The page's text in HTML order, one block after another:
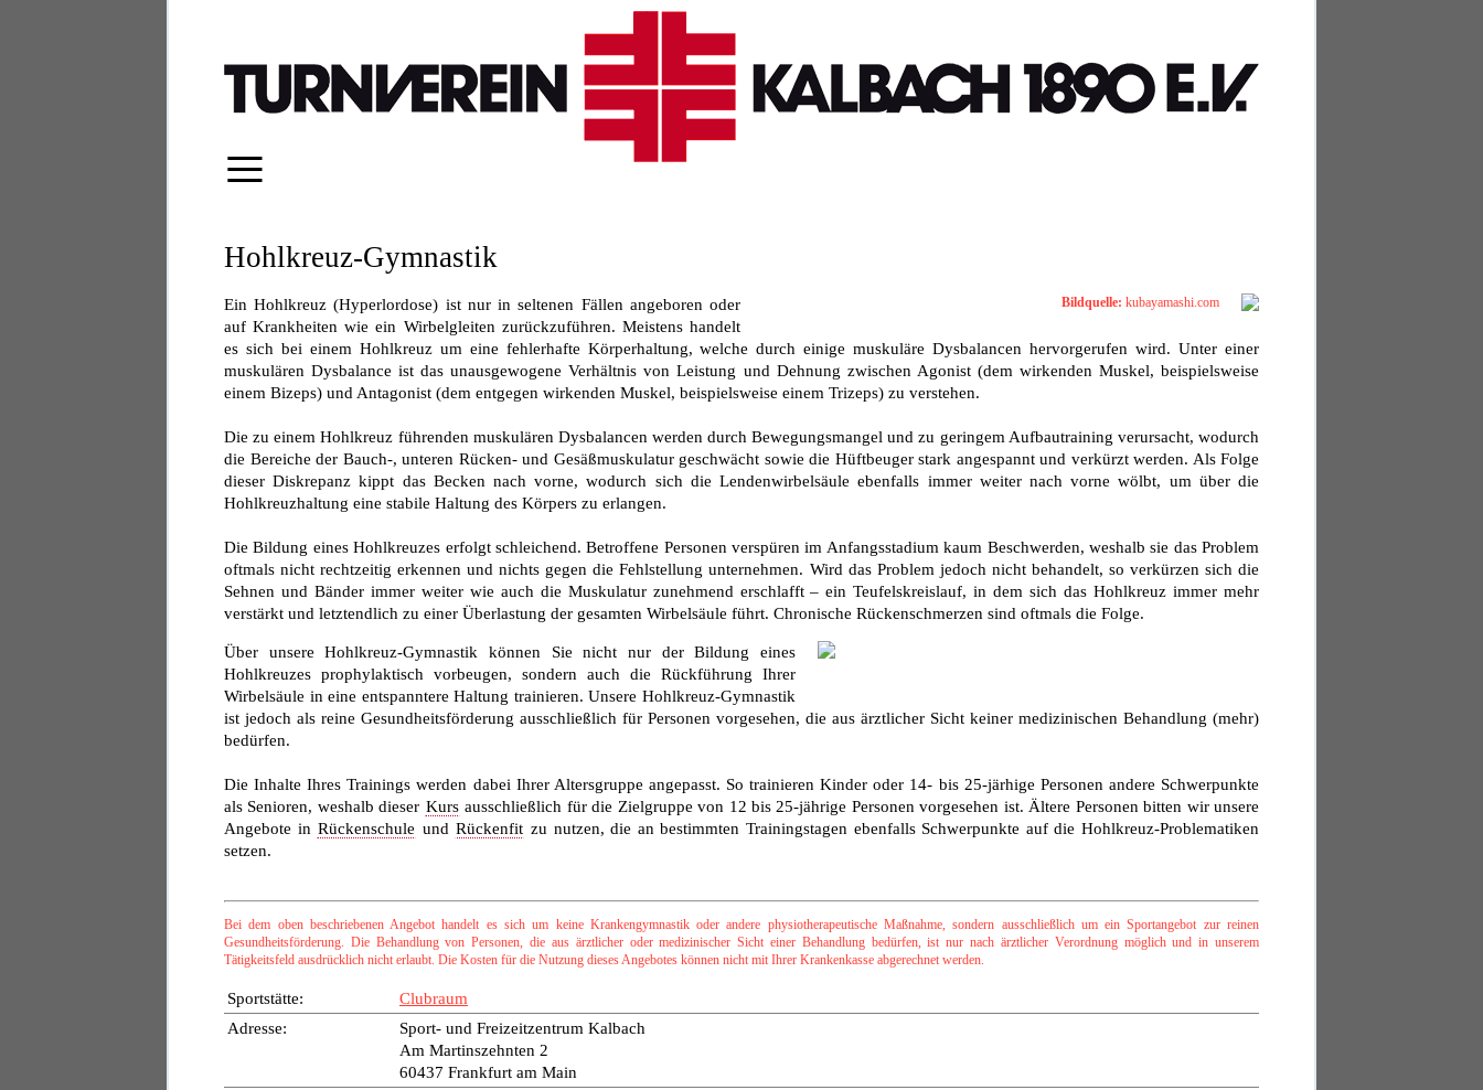
≡
Hohlkreuz-Gymnastik
Bildquelle: kubayamashi.com
Ein Hohlkreuz (Hyperlordose) ist nur in seltenen Fällen angeboren oder
auf Krankheiten wie ein Wirbelgleiten zurückzuführen. Meistens handelt
es sich bei einem Hohlkreuz um eine fehlerhafte Körperhaltung, welche durch einige muskuläre Dysbalancen hervorgerufen wird. Unter einer
muskulären Dysbalance ist das unausgewogene Verhältnis von Leistung und Dehnung zwischen Agonist (dem wirkenden Muskel, beispielsweise
einem Bizeps) und Antagonist (dem entgegen wirkenden Muskel, beispielsweise einem Trizeps) zu verstehen.
Die zu einem Hohlkreuz führenden muskulären Dysbalancen werden durch Bewegungsmangel und zu geringem Aufbautraining verursacht, wodurch
die Bereiche der Bauch-, unteren Rücken- und Gesäßmuskulatur geschwächt sowie die Hüftbeuger stark angespannt und verkürzt werden. Als Folge
dieser Diskrepanz kippt das Becken nach vorne, wodurch sich die Lendenwirbelsäule ebenfalls immer weiter nach vorne wölbt, um über die
Hohlkreuzhaltung eine stabile Haltung des Körpers zu erlangen.
Die Bildung eines Hohlkreuzes erfolgt schleichend. Betroffene Personen verspüren im Anfangsstadium kaum Beschwerden, weshalb sie das Problem
oftmals nicht rechtzeitig erkennen und nichts gegen die Fehlstellung unternehmen. Wird das Problem jedoch nicht behandelt, so verkürzen sich die
Sehnen und Bänder immer weiter wie auch die Muskulatur zunehmend erschlafft – ein Teufelskreislauf, in dem sich das Hohlkreuz immer mehr
verstärkt und letztendlich zu einer Überlastung der gesamten Wirbelsäule führt. Chronische Rückenschmerzen sind oftmals die Folge.
Über unsere Hohlkreuz-Gymnastik können Sie nicht nur der Bildung eines
Hohlkreuzes prophylaktisch vorbeugen, sondern auch die Rückführung Ihrer
Wirbelsäule in eine entspanntere Haltung trainieren. Unsere Hohlkreuz-Gymnastik
ist jedoch als reine Gesundheitsförderung ausschließlich für Personen vorgesehen, die aus ärztlicher Sicht keiner medizinischen Behandlung (mehr)
bedürfen.
Die Inhalte Ihres Trainings werden dabei Ihrer Altersgruppe angepasst. So trainieren Kinder oder 14- bis 25-järhige Personen andere Schwerpunkte
als Senioren, weshalb dieser Kurs ausschließlich für die Zielgruppe von 12 bis 25-jährige Personen vorgesehen ist. Ältere Personen bitten wir unsere
Angebote in Rückenschule und Rückenfit zu nutzen, die an bestimmten Trainingstagen ebenfalls Schwerpunkte auf die Hohlkreuz-Problematiken
setzen.
Bei dem oben beschriebenen Angebot handelt es sich um keine Krankengymnastik oder andere physiotherapeutische Maßnahme, sondern ausschließlich um ein Sportangebot zur reinen
Gesundheitsförderung. Die Behandlung von Personen, die aus ärztlicher oder medizinischer Sicht einer Behandlung bedürfen, ist nur nach ärztlicher Verordnung möglich und in unserem
Tätigkeitsfeld ausdrücklich nicht erlaubt. Die Kosten für die Nutzung dieses Angebotes können nicht mit Ihrer Krankenkasse abgerechnet werden.
Sportstätte:
Clubraum
Adresse:
Sport- und Freizeitzentrum Kalbach
Am Martinszehnten 2
60437 Frankfurt am Main